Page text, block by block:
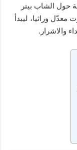
حول الشاب بيتر
وراثيا، ليبدأ
والاشرار.